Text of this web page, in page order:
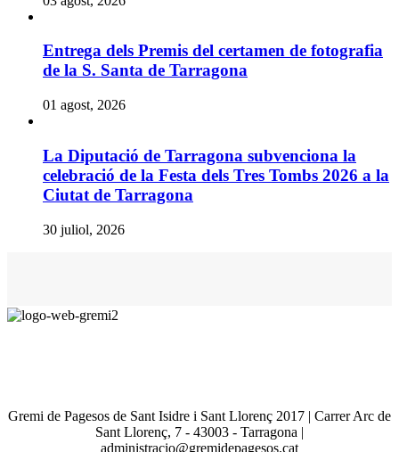
Entrega dels Premis del certamen de fotografia
de la S. Santa de Tarragona
01 agost, 2026
La Diputació de Tarragona subvenciona la
celebració de la Festa dels Tres Tombs 2026 a la
Ciutat de Tarragona
30 juliol, 2026
Gremi de Pagesos de Sant Isidre i Sant Llorenç 2017 | Carrer Arc de
Sant Llorenç, 7 - 43003 - Tarragona |
administracio@gremidepagesos.cat